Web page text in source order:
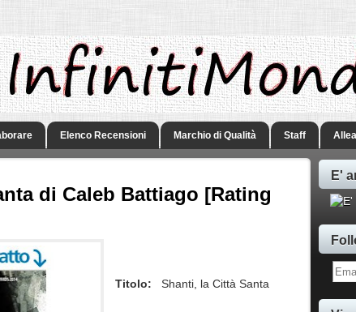
Elenco Recensioni Marchio di Qualità Staff
di Caleb Battiago [Rating
Titolo: Shanti, la Città Santa
E'